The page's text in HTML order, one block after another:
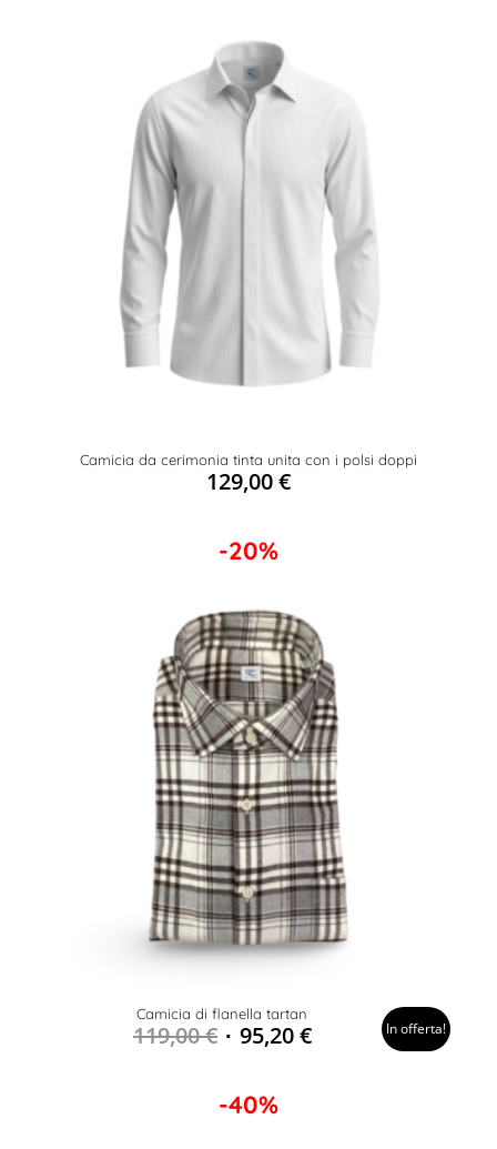
Camicia da cerimonia tinta unita con i polsi doppi
129,00€
-20%
Camicia di flanella tartan
119,00€ 95,20€ In offerta!
-40%